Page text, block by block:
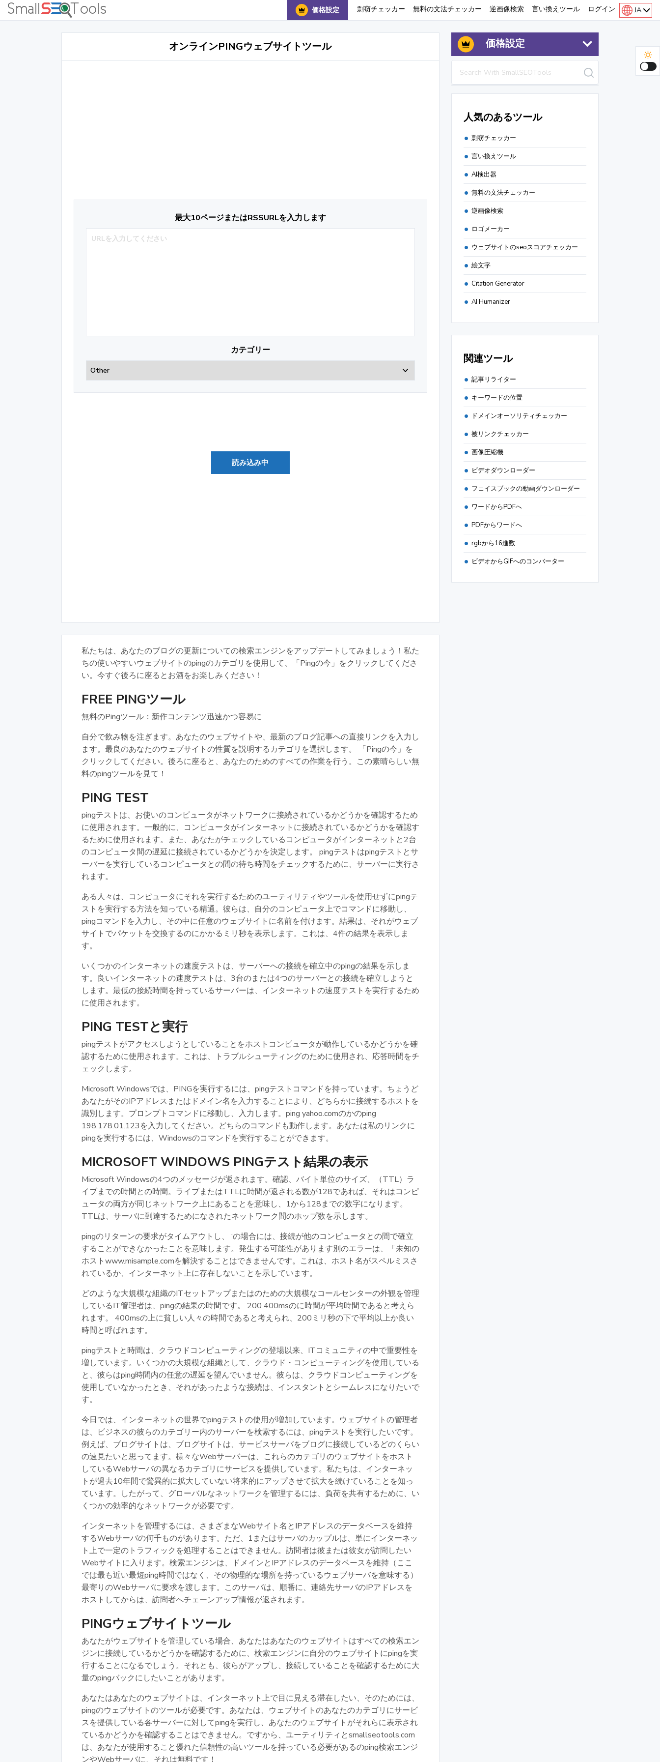
価格設定 剽窃チェッカー 無料の文法チェッカー 逆画像検索 言い換えツール ログイン JA
オンラインPINGウェブサイトツール
最大10ページまたはRSSURLを入力します
カテゴリー
読み込み中
私たちは、あなたのブログの更新についての検索エンジンをアップデートしてみましょう！私た
ちの使いやすいウェブサイトのpingのカテゴリを使用して、「Pingの今」をクリックしてくださ
い。今すぐ後ろに座るとお酒をお楽しみください！
FREE PINGツール
無料のPingツール：新作コンテンツ迅速かつ容易に
自分で飲み物を注ぎます。あなたのウェブサイトや、最新のブログ記事への直接リンクを入力し
ます。最良のあなたのウェブサイトの性質を説明するカテゴリを選択します。 「Pingの今」を
クリックしてください。後ろに座ると、あなたのためのすべての作業を行う。この素晴らしい無
料のpingツールを見て！
PING TEST
pingテストは、お使いのコンピュータがネットワークに接続されているかどうかを確認するため
に使用されます。一般的に、コンピュータがインターネットに接続されているかどうかを確認す
るために使用されます。また、あなたがチェックしているコンピュータがインターネットと2台
のコンピュータ間の遅延に接続されているかどうかを決定します。 pingテストはpingテストとサ
ーバーを実行しているコンピュータとの間の待ち時間をチェックするために、サーバーに実行さ
れます。
ある人々は、コンピュータにそれを実行するためのユーティリティやツールを使用せずにpingテ
ストを実行する方法を知っている精通。彼らは、自分のコンピュータ上でコマンドに移動し、
pingコマンドを入力し、その中に任意のウェブサイトに名前を付けます。結果は、それがウェブ
サイトでパケットを交換するのにかかるミリ秒を表示します。これは、4件の結果を表示しま
す。
いくつかのインターネットの速度テストは、サーバーへの接続を確立中のpingの結果を示しま
す。良いインターネットの速度テストは、3台のまたは4つのサーバーとの接続を確立しようと
します。最低の接続時間を持っているサーバーは、インターネットの速度テストを実行するため
に使用されます。
PING TESTと実行
pingテストがアクセスしようとしていることをホストコンピュータが動作しているかどうかを確
認するために使用されます。これは、トラブルシューティングのために使用され、応答時間をチ
ェックします。
Microsoft Windowsでは、PINGを実行するには、pingテストコマンドを持っています。ちょうど
あなたがそのIPアドレスまたはドメイン名を入力することにより、どちらかに接続するホストを
識別します。プロンプトコマンドに移動し、入力します。ping yahoo.comのかのping
198.178.01.123を入力してください。どちらのコマンドも動作します。あなたは私のリンクに
pingを実行するには、Windowsのコマンドを実行することができます。
MICROSOFT WINDOWS PINGテスト結果の表示
Microsoft Windowsの4つのメッセージが返されます。確認、バイト単位のサイズ、（TTL）ラ
イブまでの時間との時間。ライブまたはTTLに時間が返される数が128であれば、それはコンピ
ュータの両方が同じネットワーク上にあることを意味し、1から128までの数字になります。
TTLは、サーバに到達するためになされたネットワーク間のホップ数を示します。
pingのリターンの要求がタイムアウトし、 ‘の場合には、接続が他のコンピュータとの間で確立
することができなかったことを意味します。発生する可能性があります別のエラーは、「未知の
ホストwww.misample.comを解決することはできませんです。これは、ホスト名がスペルミスさ
れているか、インターネット上に存在しないことを示しています。
どのような大規模な組織のITセットアップまたはのための大規模なコールセンターの外観を管理
しているIT管理者は、pingの結果の時間です。 200 400msのに時間が平均時間であると考えら
れます。 400msの上に貧しい人々の時間であると考えられ、200ミリ秒の下で平均以上か良い
時間と呼ばれます。
pingテストと時間は、クラウドコンピューティングの登場以来、ITコミュニティの中で重要性を
増しています。いくつかの大規模な組織として、クラウド・コンピューティングを使用している
と、彼らはping時間内の任意の遅延を望んでいません。彼らは、クラウドコンピューティングを
使用していなかったとき、それがあったような接続は、インスタントとシームレスになりたいで
す。
今日では、インターネットの世界でpingテストの使用が増加しています。ウェブサイトの管理者
は、ビジネスの彼らのカテゴリー内のサーバーを検索するには、pingテストを実行したいです。
例えば、ブログサイトは、ブログサイトは、サービスサーバをブログに接続しているどのくらい
の速見たいと思ってます。様々なWebサーバーは、これらのカテゴリのウェブサイトをホスト
しているWebサーバの異なるカテゴリにサービスを提供しています。私たちは、インターネッ
トが過去10年間で驚異的に拡大していない将来的にアップさせて拡大を続けていることを知っ
ています。したがって、グローバルなネットワークを管理するには、負荷を共有するために、い
くつかの効率的なネットワークが必要です。
インターネットを管理するには、さまざまなWebサイト名とIPアドレスのデータベースを維持
するWebサーバの何千ものがあります。ただ、1またはサーバのカップルは、単にインターネッ
ト上で一定のトラフィックを処理することはできません。訪問者は彼または彼女が訪問したい
Webサイトに入ります。検索エンジンは、ドメインとIPアドレスのデータベースを維持（ここ
では最も近い最短ping時間ではなく、その物理的な場所を持っているウェブサーバを意味する）
最寄りのWebサーバに要求を渡します。このサーバは、順番に、連絡先サーバのIPアドレスを
ホストしてからは、訪問者へチェーンアップ情報が返されます。
PINGウェブサイトツール
あなたがウェブサイトを管理している場合、あなたはあなたのウェブサイトはすべての検索エン
ジンに接続しているかどうかを確認するために、検索エンジンに自分のウェブサイトにpingを実
行することになるでしょう。それとも、彼らがアップし、接続していることを確認するために大
量のpingバックにしたいことがあります。
あなたはあなたのウェブサイトは、インターネット上で目に見える滞在したい、そのためには、
pingのウェブサイトのツールが必要です。あなたは、ウェブサイトのあなたのカテゴリにサービ
スを提供している各サーバーに対してpingを実行し、あなたのウェブサイトがそれらに表示され
ているかどうかを確認することはできません。ですから、ユーティリティとsmallseotools.com
は、あなたが使用すること優れた信頼性の高いツールを持っている必要があるのping検索エンジ
ンやWebサーバに、それは無料です！
価格設定
人気のあるツール
剽窃チェッカー
言い換えツール
AI検出器
無料の文法チェッカー
逆画像検索
ロゴメーカー
ウェブサイトのseoスコアチェッカー
絵文字
Citation Generator
AI Humanizer
関連ツール
記事リライター
キーワードの位置
ドメインオーソリティチェッカー
被リンクチェッカー
画像圧縮機
ビデオダウンローダー
フェイスブックの動画ダウンローダー
ワードからPDFへ
PDFからワードへ
rgbから16進数
ビデオからGIFへのコンバーター